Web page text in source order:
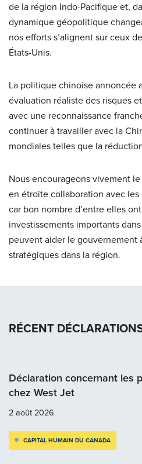
de la région Indo-Pacifique et,
dynamique géopolitique
nos efforts s’alignent sur ceux
États-Unis.
La politique chinoise annoncée
évaluation réaliste des risques
avec une reconnaissance
continuer à travailler avec la
mondiales telles que la
Nous encourageons vivement
en étroite collaboration avec
car bon nombre d’entre elles
investissements importants
peuvent aider le gouvernement
stratégiques dans la région.
RÉCENT
Déclaration concernant les
chez West Jet
2 août 2026
CAPITAL HUMAIN DU CANADA